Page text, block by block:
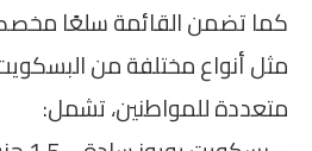
كما تضمن القائمة سلعًا
مثل أنواع مختلفة من
متعددة للمواطنين، تشمل: